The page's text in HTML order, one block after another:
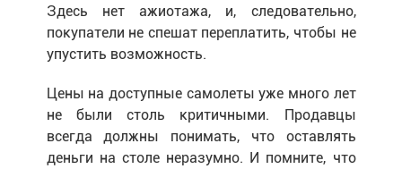
Здесь нет ажиотажа, и, следовательно,
покупатели не спешат переплатить, чтобы не
упустить возможность.
Цены на доступные самолеты уже много лет
не были столь критичными. Продавцы
всегда должны понимать, что оставлять
деньги на столе неразумно. И помните, что